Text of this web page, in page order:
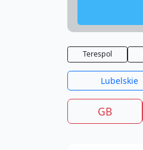
Terespol
Lubelskie
GB